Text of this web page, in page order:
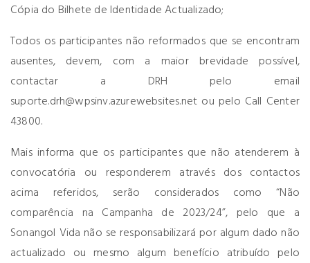
Cópia do Bilhete de Identidade Actualizado;
Todos os participantes não reformados que se encontram
ausentes, devem, com a maior brevidade possível,
contactar a DRH pelo email
suporte.drh@wpsinv.azurewebsites.net ou pelo Call Center
43800.
Mais informa que os participantes que não atenderem à
convocatória ou responderem através dos contactos
acima referidos, serão considerados como “Não
comparência na Campanha de 2023/24”, pelo que a
Sonangol Vida não se responsabilizará por algum dado não
actualizado ou mesmo algum benefício atribuído pelo